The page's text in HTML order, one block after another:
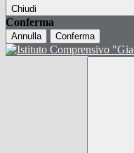
Chiudi
Conferma
Annulla Conferma